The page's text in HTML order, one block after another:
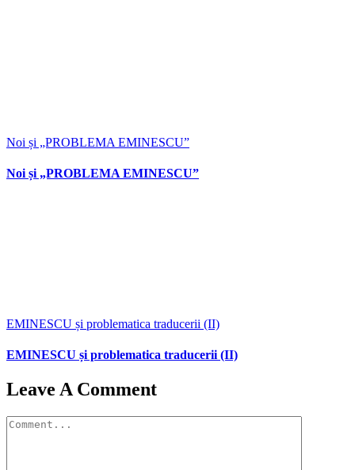
Noi și „PROBLEMA EMINESCU”
Noi și „PROBLEMA EMINESCU”
EMINESCU și problematica traducerii (II)
EMINESCU și problematica traducerii (II)
Leave A Comment
Comment